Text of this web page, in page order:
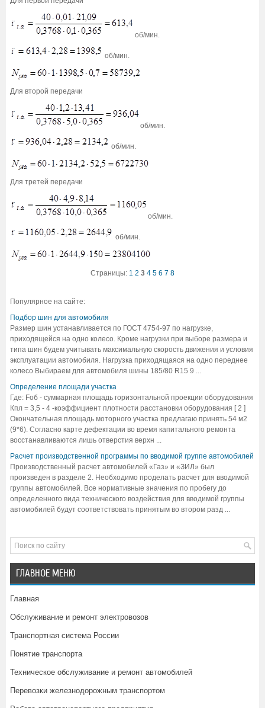
об/мин.
об/мин.
Для второй передачи
об/мин.
об/мин.
Для третей передачи
об/мин.
об/мин.
Страницы: 1 2 3 4 5 6 7 8
Популярное на сайте:
Подбор шин для автомобиля
Размер шин устанавливается по ГОСТ 4754-97 по нагрузке,
приходящейся на одно колесо. Кроме нагрузки при выборе размера и
типа шин будем учитывать максимальную скорость движения и условия
эксплуатации автомобиля. Нагрузка приходящаяся на одно переднее
колесо Выбираем для автомобиля шины 185/80 R15 9 ...
Определение площади участка
Где: Fоб - суммарная площадь горизонтальной проекции оборудования
Кпл = 3,5 - 4 -коэффициент плотности расстановки оборудования [ 2 ]
Окончательная площадь моторного участка предлагаю принять 54 м2
(9*6). Согласно карте дефектации во время капитального ремонта
восстанавливаются лишь отверстия верхн ...
Расчет производственной программы по вводимой группе автомобилей
Производственный расчет автомобилей «Газ» и «ЗИЛ» был
произведен в разделе 2. Необходимо проделать расчет для вводимой
группы автомобилей. Все нормативные значения по пробегу до
определенного вида технического воздействия для вводимой группы
автомобилей будут соответствовать принятым во втором разд ...
ГЛАВНОЕ МЕНЮ
Главная
Обслуживание и ремонт электровозов
Транспортная система России
Понятие транспорта
Техническое обслуживание и ремонт автомобилей
Перевозки железнодорожным транспортом